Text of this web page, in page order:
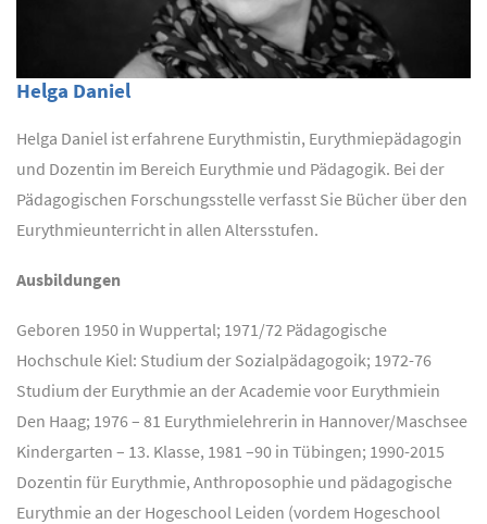
Helga Daniel
Helga Daniel ist erfahrene Eurythmistin, Eurythmiepädagogin
und Dozentin im Bereich Eurythmie und Pädagogik. Bei der
Pädagogischen Forschungsstelle verfasst Sie Bücher über den
Eurythmieunterricht in allen Altersstufen.
Ausbildungen
Geboren 1950 in Wuppertal; 1971/72 Pädagogische
Hochschule Kiel: Studium der Sozialpädagogoik; 1972-76
Studium der Eurythmie an der Academie voor Eurythmiein
Den Haag; 1976 – 81 Eurythmielehrerin in Hannover/Maschsee
Kindergarten – 13. Klasse, 1981 –90 in Tübingen; 1990-2015
Dozentin für Eurythmie, Anthroposophie und pädagogische
Eurythmie an der Hogeschool Leiden (vordem Hogeschool